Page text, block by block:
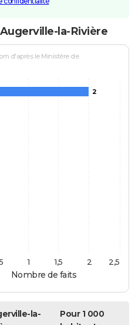
la-Rivière
Nombre de faits
d'après le Ministère de
2
1 1,5 2 2,5
la-
Pour 1 000